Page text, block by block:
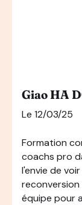
Giao HA
Le 12/03/25
Formation
coachs pro
l'envie de
reconversion
équipe pour